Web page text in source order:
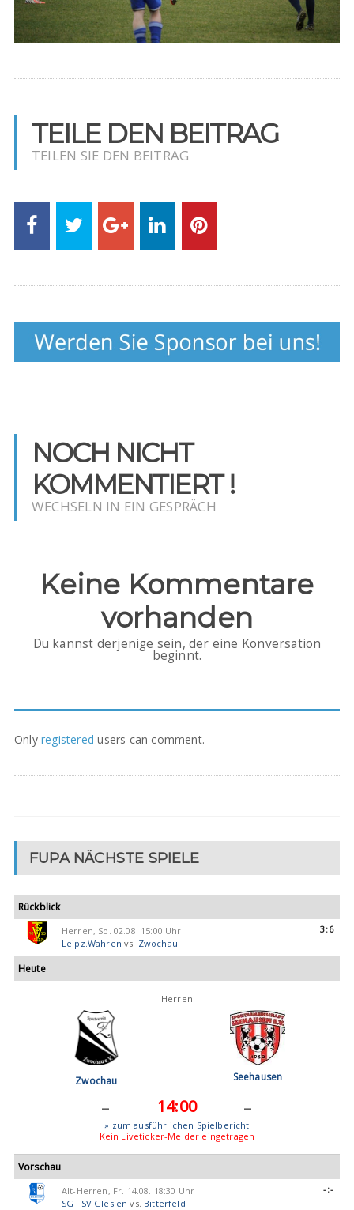
TEILE DEN BEITRAG
TEILEN SIE DEN BEITRAG
NOCH NICHT
KOMMENTIERT !
WECHSELN IN EIN GESPRÄCH
Keine Kommentare
vorhanden
Du kannst derjenige sein, der eine Konversation
beginnt.
Only registeredusers can comment.
FUPA NÄCHSTE SPIELE
Rückblick
Herren, So. 02.08. 15:00 Uhr
Leipz.Wahren vs. Zwochau
3:6
Heute
Herren
Zwochau Seehausen
- 14:00 -
» zum ausführlichen Spielbericht
Kein Liveticker-Melder eingetragen
Vorschau
Alt-Herren, Fr. 14.08. 18:30 Uhr
SG FSV Glesien vs. Bitterfeld
-:-